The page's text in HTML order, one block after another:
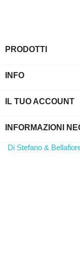
PRODOTTI
INFO
IL TUO ACCOUNT
INFORMAZIONI
Di Stefano &